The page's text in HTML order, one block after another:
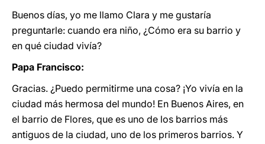
Buenos días, yo me llamo Clara y me gustaría
preguntarle: cuando era niño, ¿Cómo era su barrio y
en qué ciudad vivía?
Papa Francisco:
Gracias. ¿Puedo permitirme una cosa? ¡Yo vivía en la
ciudad más hermosa del mundo! En Buenos Aires, en
el barrio de Flores, que es uno de los barrios más
antiguos de la ciudad, uno de los primeros barrios. Y